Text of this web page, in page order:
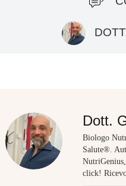
Dott.
Biologo
Salute®.
click!